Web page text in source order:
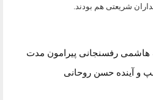
شریعتی هم بودند.
هاشمی رفسنجانی پیرامون مدت
و آینده حسن روحانی